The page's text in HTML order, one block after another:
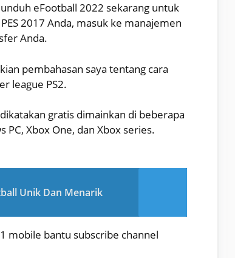
eFootball 2022 sekarang untuk
2017 Anda, masuk ke manajemen
Anda.
pembahasan saya tentang cara
league PS2.
gratis dimainkan di beberapa
Xbox One, dan Xbox series.
Unik Dan Menarik
mobile bantu subscribe channel